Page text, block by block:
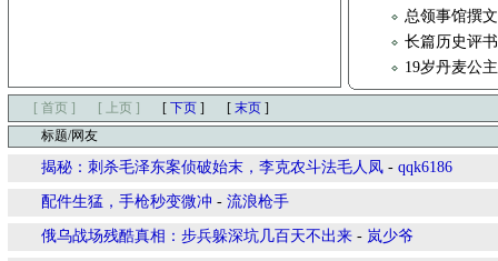
总领事馆撰
长篇历史评
19岁丹麦公
[ 首页 ] [ 上页 ] [ 下页 ] [ 末页 ]
标题/网友
揭秘：刺杀毛泽东案侦破始末，李克农斗法毛人凤 - qqk6186
配件生猛，手枪秒变微冲 - 流浪枪手
俄乌战场残酷真相：步兵躲深坑几百天不出来 - 岚少爷